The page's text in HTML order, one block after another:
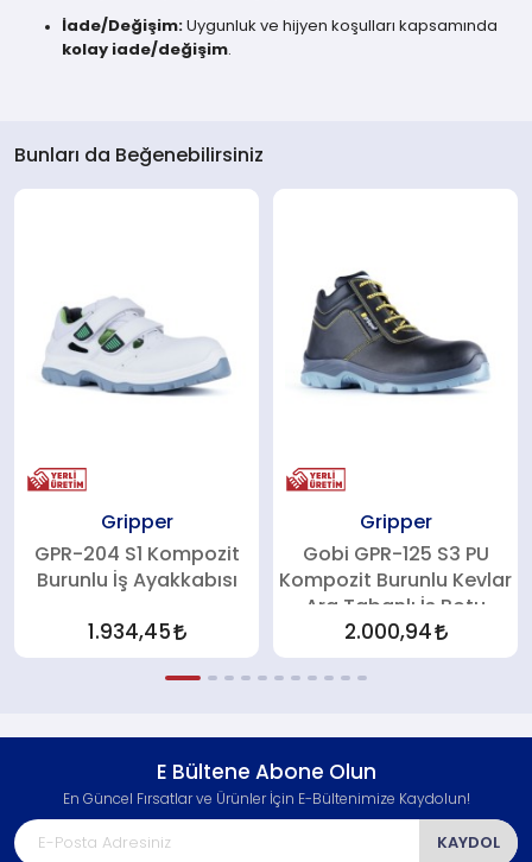
İade/Değişim: Uygunluk ve hijyen koşulları kapsamında
kolay iade/değişim
Bunları da Beğenebilirsiniz
Gripper
GPR-204 S1 Kompozit
Burunlu İş Ayakkabısı
1.934,45
Gripper
Gobi GPR-125 S3 PU
Kompozit Burunlu Kevlar
Ara Tabanlı İş Botu
2.000,94
E Bültene Abone Olun
En Güncel Fırsatlar ve Ürünler İçin E-Bültenimize Kaydolun!
KAYDOL